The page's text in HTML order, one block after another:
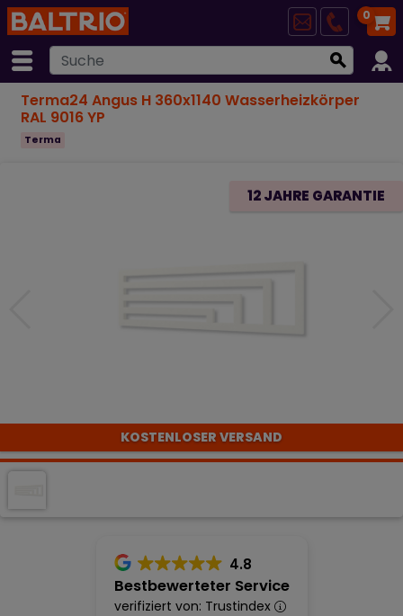
0
Terma24 Angus H 360x1140 Wasserheizkörper
RAL 9016 YP
Terma
4.8
Bestbewerteter Service
verifiziert von: Trustindex
KOSTENLOSER VERSAND
12 JAHRE GARANTIE